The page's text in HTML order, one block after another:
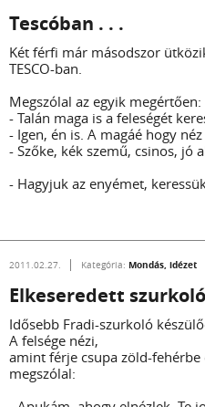
Tescóban . . .
Két férfi már másodszor
TESCO-ban.
Megszólal az egyik megértően:
- Talán maga is a feleségét
- Igen, én is. A magáé hogy néz
- Szőke, kék szemű, csinos, jó
- Hagyjuk az enyémet,
2011.02.27. Kategória: Mondás, idézet
Elkeseredett
Idősebb Fradi-szurkoló
A felsége nézi,
amint férje csupa zöld-fehérbe
megszólal: